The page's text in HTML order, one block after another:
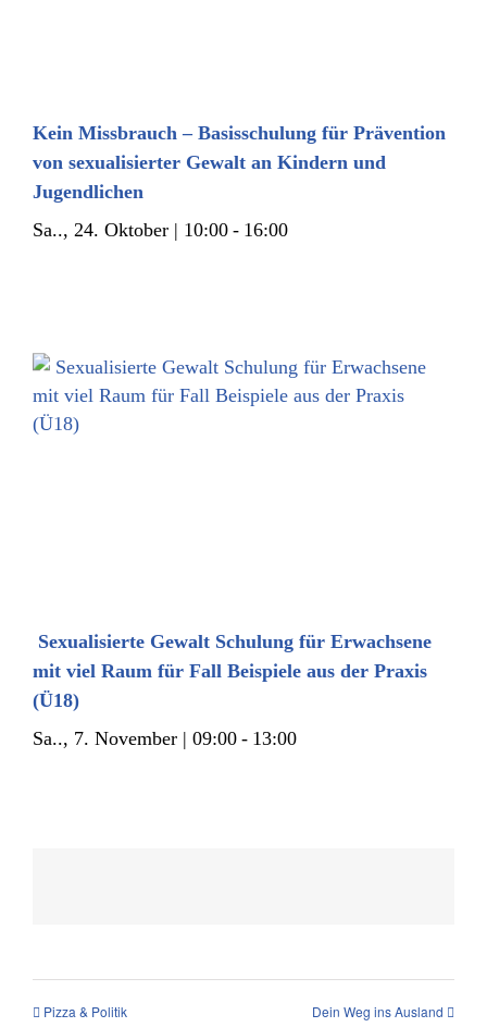
Kein Missbrauch – Basisschulung für Prävention
von sexualisierter Gewalt an Kindern und
Jugendlichen
Sa.., 24. Oktober | 10:00 - 16:00
Sexualisierte Gewalt Schulung für Erwachsene
mit viel Raum für Fall Beispiele aus der Praxis
(Ü18)
Sa.., 7. November | 09:00 - 13:00
Pizza & Politik Dein Weg ins Ausland